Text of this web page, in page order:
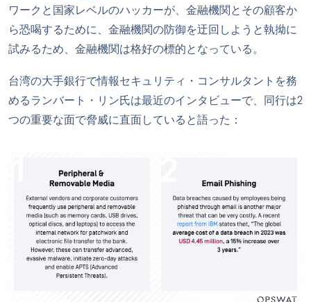
ワークと国家レベルのハッカーが、金融機関とその顧客か
ら恐喝するために、金融機関の防御を迂回しようと執拗に
試みるため、金融機関は格好の標的となっている。
台湾の大手銀行で情報セキュリティ・コンサルタントを務
めるランバート・リン氏は最近のインタビューで、同行は2
つの重要な面で脅威に直面していると語った：